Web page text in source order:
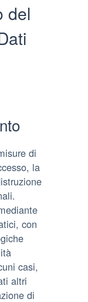
del
di
la
con
casi,
altri
di